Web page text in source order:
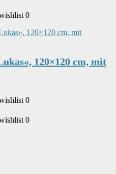
0
120×120 cm, mit
0
0